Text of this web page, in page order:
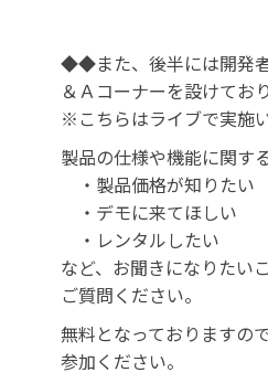
◆◆また、後半には開発
＆Ａコーナーを設けて
※こちらはライブで実施い
製品の仕様や機能に関す
・製品価格が知りたい
・デモに来てほしい
・レンタルしたい
など、お聞きになりたい
ご質問ください。
無料となっておりますの
参加ください。